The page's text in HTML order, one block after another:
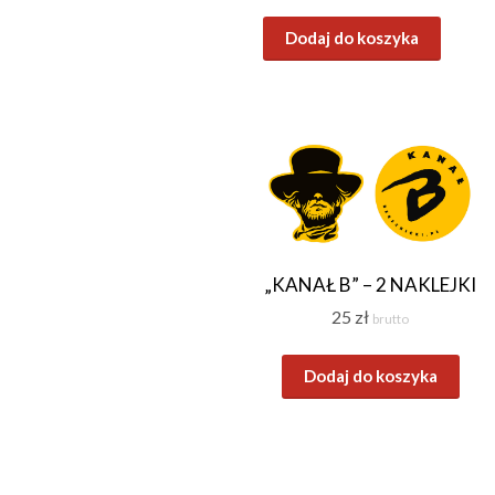
Dodaj do koszyka
„KANAŁ B” – 2 NAKLEJKI
25 zł brutto
Dodaj do koszyka